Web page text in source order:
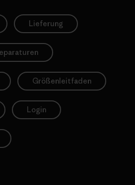
Lieferung
Größenleitfaden
Login